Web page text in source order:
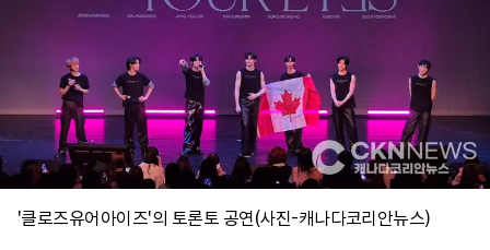
'클로즈유어아이즈'의 토론토 공연(사진-캐나다코리안뉴스)